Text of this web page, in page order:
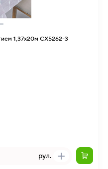
1,37х20м CX5262-3
рул.